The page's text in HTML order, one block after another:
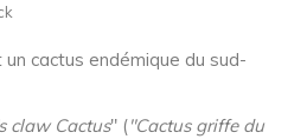
un cactus endémique du sud-
claw Cactus" ("Cactus griffe du